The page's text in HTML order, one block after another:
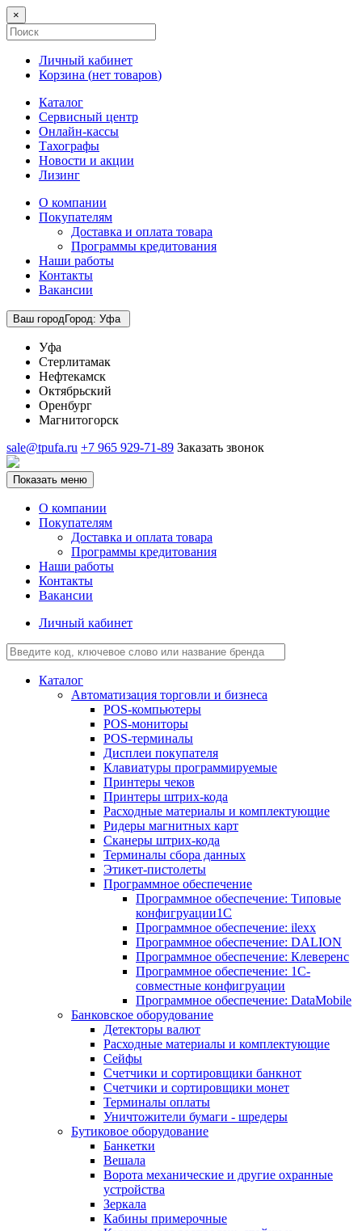
×
Личный кабинет
Корзина (нет товаров)
Каталог
Сервисный центр
Онлайн-кассы
Тахографы
Новости и акции
Лизинг
О компании
Покупателям
Доставка и оплата товара
Программы кредитования
Наши работы
Контакты
Вакансии
Ваш городГород: Уфа
Уфа
Стерлитамак
Нефтекамск
Октябрьский
Оренбург
Магнитогорск
sale@tpufa.ru +7 965 929-71-89 Заказать звонок
Показать меню
О компании
Покупателям
Доставка и оплата товара
Программы кредитования
Наши работы
Контакты
Вакансии
Личный кабинет
Каталог
Автоматизация торговли и бизнеса
POS-компьютеры
POS-мониторы
POS-терминалы
Дисплеи покупателя
Клавиатуры программируемые
Принтеры чеков
Принтеры штрих-кода
Расходные материалы и комплектующие
Ридеры магнитных карт
Сканеры штрих-кода
Терминалы сбора данных
Этикет-пистолеты
Программное обеспечение
Программное обеспечение: Типовые
конфигруации1С
Программное обеспечение: ilexx
Программное обеспечение: DALION
Программное обеспечение: Клеверенс
Программное обеспечение: 1С-
совместные конфигруации
Программное обеспечение: DataMobile
Банковское оборудование
Детекторы валют
Расходные материалы и комплектующие
Сейфы
Счетчики и сортировщики банкнот
Счетчики и сортировщики монет
Терминалы оплаты
Уничтожители бумаги - шредеры
Бутиковое оборудование
Банкетки
Вешала
Ворота механические и другие охранные
устройства
Зеркала
Кабины примерочные